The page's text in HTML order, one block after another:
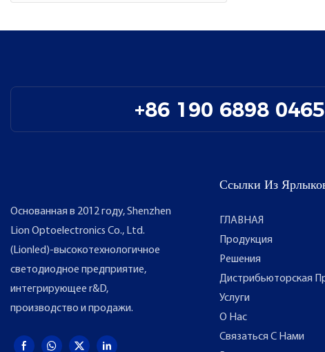
+86 190 6898 0465
Основанная в 2012 году, Shenzhen
Lion Optoelectronics Co., Ltd.
(Lionled)-высокотехнологичное
светодиодное предприятие,
интегрирующее r&D,
производство и продажи.
Ссылки Из
ГЛАВНАЯ
Продукция
Решения
Дистрибьюторская
Услуги
О Нас
Связаться С Нами